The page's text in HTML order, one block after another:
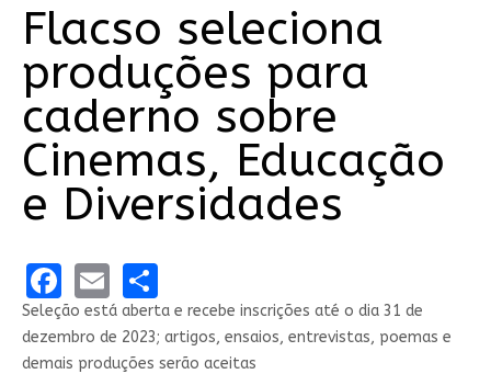
Flacso seleciona
produções para
caderno sobre
Cinemas, Educação
e Diversidades
Facebook
EmailShare
Seleção está aberta e recebe inscrições até o dia 31 de
dezembro de 2023; artigos, ensaios, entrevistas, poemas e
demais produções serão aceitas